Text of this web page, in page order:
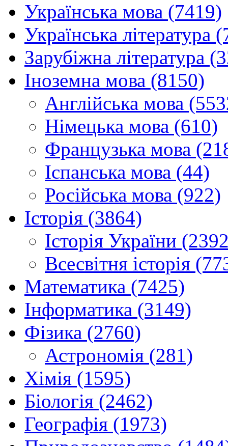
Українська мова (7419)
Українська література
Зарубіжна література
Іноземна мова (8150)
Англійська мова
Німецька мова (610)
Французька мова
Іспанська мова (44)
Російська мова (922)
Історія (3864)
Історія України
Всесвітня історія
Математика (7425)
Інформатика (3149)
Фізика (2760)
Астрономія (281)
Хімія (1595)
Біологія (2462)
Географія (1973)